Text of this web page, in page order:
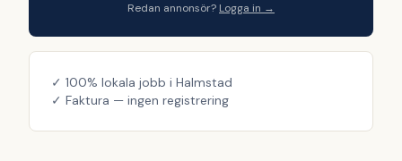
Redan annonsör? Logga in →
✓ 100% lokala jobb i Halmstad
✓ Faktura — ingen registrering